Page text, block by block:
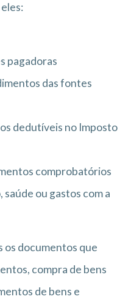
pagadoras
das fontes
dedutíveis no Imposto
comprobatórios
saúde ou gastos com a
os documentos que
compra de bens
de bens e